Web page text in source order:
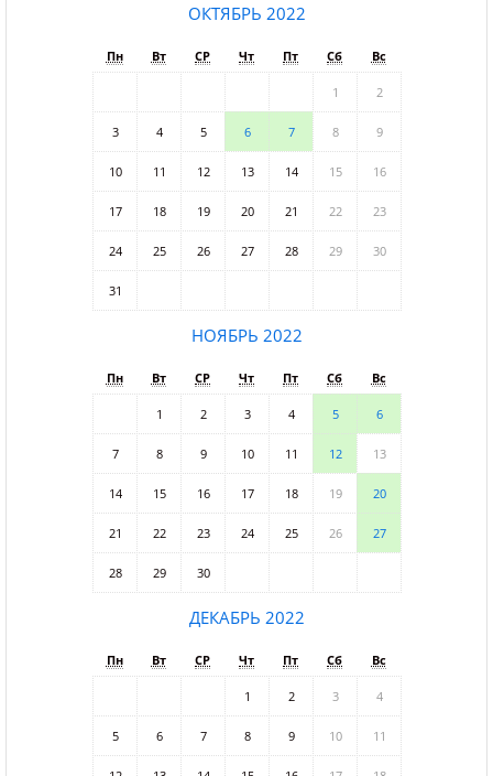
ОКТЯБРЬ 2022
Пн Вт СР Чт Пт Сб Вс
1 2
3 4 5 6 7 8 9
10 11 12 13 14 15 16
17 18 19 20 21 22 23
24 25 26 27 28 29 30
31
НОЯБРЬ 2022
Пн Вт СР Чт Пт Сб Вс
1 2 3 4 5 6
7 8 9 10 11 12 13
14 15 16 17 18 19 20
21 22 23 24 25 26 27
28 29 30
ДЕКАБРЬ 2022
Пн Вт СР Чт Пт Сб Вс
1 2 3 4
5 6 7 8 9 10 11